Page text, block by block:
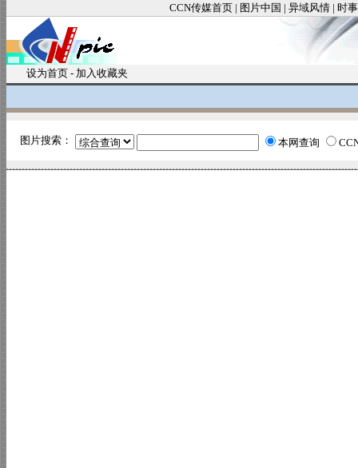
CCN传媒首页 | 图片中国 | 异域风情 | 时
设为首页 - 加入收藏夹
图片搜索： 本网查询